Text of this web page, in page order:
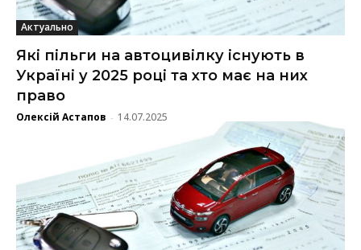
Актуально
Які пільги на автоцивілку існують в
Україні у 2025 році та хто має на них
право
Олексій Астапов - 14.07.2025